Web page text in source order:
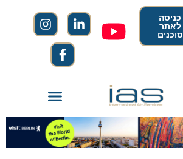
כניסה
לאתר
סוכנים